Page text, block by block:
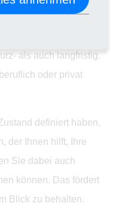
Ist-Zustandes
und wohin Sie
als auch langfristig.
oder privat
definiert haben,
der Ihnen hilft, Ihre
Sie dabei auch
können. Das fördert
Blick zu behalten.